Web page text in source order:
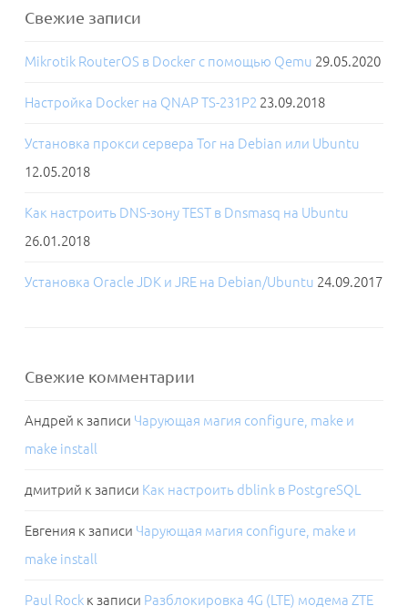
Свежие записи
Mikrotik RouterOS в Docker с помощью Qemu 29.05.2020
Настройка Docker на QNAP TS-231P2 23.09.2018
Установка прокси сервера Tor на Debian или Ubuntu
12.05.2018
Как настроить DNS-зону TEST в Dnsmasq на Ubuntu
26.01.2018
Установка Oracle JDK и JRE на Debian/Ubuntu 24.09.2017
Свежие комментарии
Андрей к записи Чарующая магия configure, make и
make install
дмитрий к записи Как настроить dblink в PostgreSQL
Евгения к записи Чарующая магия configure, make и
make install
Paul Rock к записи Разблокировка 4G (LTE) модема ZTE